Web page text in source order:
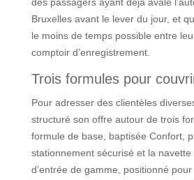
des passagers ayant déjà avalé
Bruxelles avant le lever du jour, et
le moins de temps possible entre
comptoir d’enregistrement.
Trois formules pour
Pour adresser des clientèles
structuré son offre autour de trois
formule de base, baptisée Confort,
stationnement sécurisé et la
d’entrée de gamme, positionné